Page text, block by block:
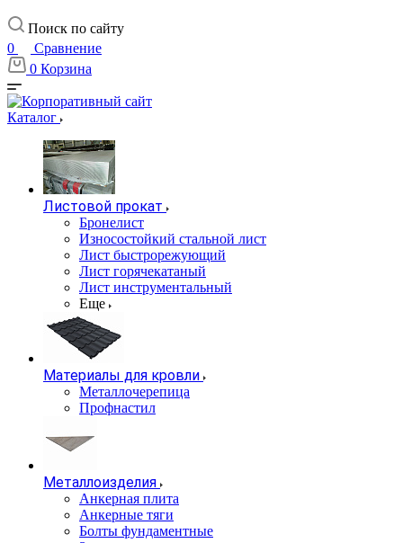
Поиск по сайту
0
Сравнение
0 Корзина
Каталог
Листовой прокат
Бронелист
Износостойкий стальной лист
Лист быстрорежующий
Лист горячекатаный
Лист инструментальный
Еще
Материалы для кровли
Металлочерепица
Профнастил
Металлоизделия
Анкерная плита
Анкерные тяги
Болты фундаментные